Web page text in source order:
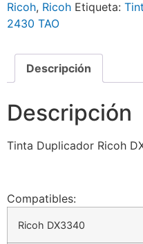
Ricoh, Ricoh Etiqueta:
2430 TAO
Descripción
Descripción
Tinta Duplicador Ricoh
Compatibles:
Ricoh DX3340